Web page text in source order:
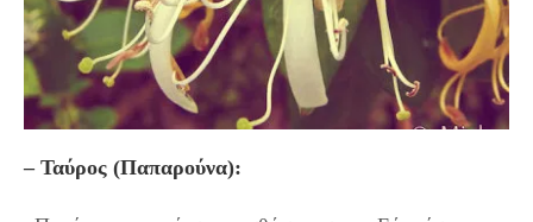
– Ταύρος (Παπαρούνα):